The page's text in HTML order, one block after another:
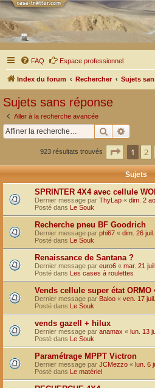
FAQ Espace professionnel
Index du forum Rechercher Sujets
Sujets sans réponse
Aller à la recherche avancée
Rechercher
923 résultats trouvés Page
1 2
Sujets
SPRINTER 4X4 avec cellule
Dernier message par ThyLap « dim. 2
Posté dans Le Souk
Recherche pneu BF Goodrich
Dernier message par phi67 « dim. 26
Posté dans Le Souk
Renaissance de Santana ?
Dernier message par euro6 « mar. 21
Posté dans Les cases à roulettes
Vends cellule super état ORMO
Dernier message par Baloo « ven. 17
Posté dans Le Souk
vends gazell + hilux
Dernier message par anamax « lun. 13
Posté dans Le Souk
Paramétrage MPPT Victron
Dernier message par JCMezzo « lun. 6
Posté dans Le matériel